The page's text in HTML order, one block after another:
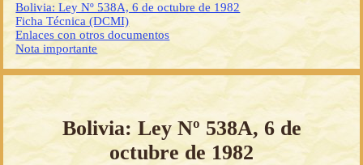
Bolivia: Ley Nº 538A, 6 de octubre de 1982
Ficha Técnica (DCMI)
Enlaces con otros documentos
Nota importante
Bolivia: Ley Nº 538A, 6 de
octubre de 1982